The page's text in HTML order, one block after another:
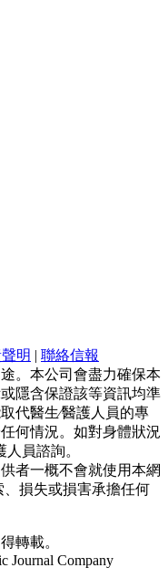
明 | 聯絡信報
。本公司會盡力確保本
隱含保證該等資訊均準
代醫生∕醫護人員的專
何情況。如對身體狀況
員諮詢。
者一概不會就使用本網
損失或損害承擔任何
轉載。
Journal Company